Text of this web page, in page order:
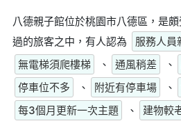
八德親子館位於桃園市八德區，是
過的旅客之中，有人認為
服務人員
無電梯須爬樓梯
、 通風稍差 、
停車位不多
、 附近有停車場 、
每3個月更新一次主題
、 建物較